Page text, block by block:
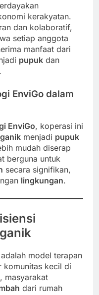
kerakyatan.
dan kolaboratif,
setiap anggota
manfaat dari
pupuk dan
EnviGo dalam
EnviGo, koperasi ini
menjadi pupuk
mudah diserap
berguna untuk
secara signifikan,
lingkungan.
model terapan
komunitas kecil di
masyarakat
dari rumah